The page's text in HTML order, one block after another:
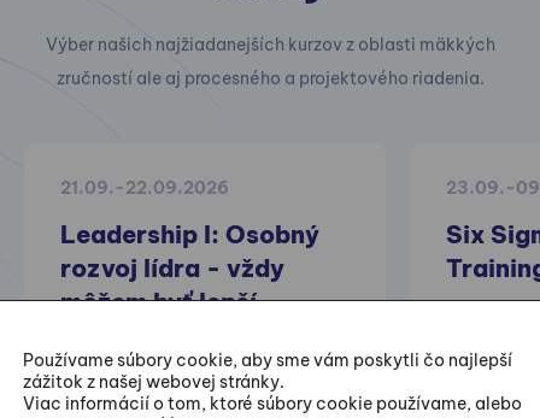
Výber našich najžiadanejších kurzov z oblasti mäkkých
zručností ale aj procesného a projektového riadenia.
21.09.-22.09.2026
Leadership I: Osobný
rozvoj lídra - vždy
môžem byť lepší
23.09.-
Six
projektov
Používame súbory cookie, aby sme vám poskytli čo najlepší
zážitok z našej webovej stránky.
Viac informácií o tom, ktoré súbory cookie používame, alebo